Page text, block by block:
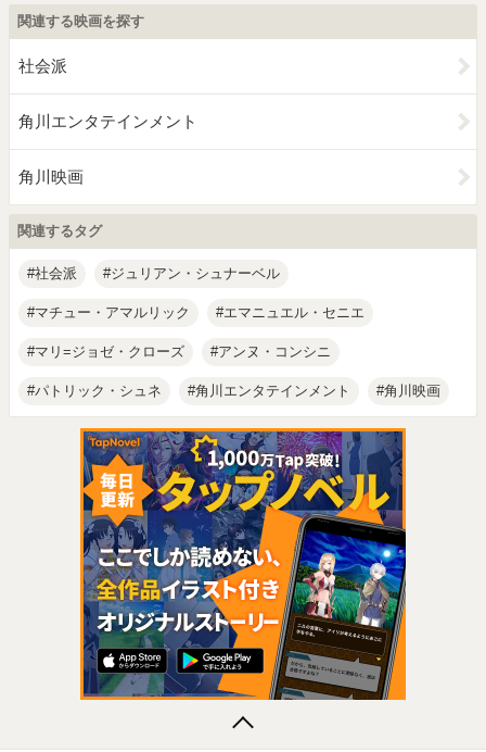
関連する映画を探す
社会派
角川エンタテインメント
角川映画
関連するタグ
社会派 ジュリアン・シュナーベル
マチュー・アマルリック エマニュエル・セニエ
マリ=ジョゼ・クローズ アンヌ・コンシニ
パトリック・シュネ 角川エンタテインメント 角川映画